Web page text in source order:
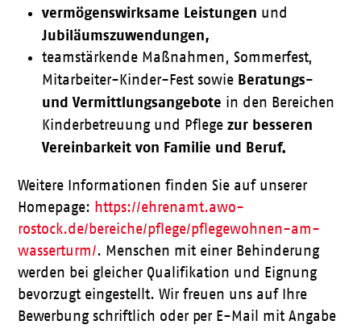
vermögenswirksame Leistungen und
Jubiläumszuwendungen,
teamstärkende Maßnahmen, Sommerfest,
Mitarbeiter-Kinder-Fest sowie Beratungs-
und Vermittlungsangebote in den Bereichen
Kinderbetreuung und Pflegezur besseren
Vereinbarkeit von Familie und Beruf.
Weitere Informationen finden Sie auf unserer
Homepage: https://ehrenamt.awo-
rostock.de/bereiche/pflege/pflegewohnen-am-
wasserturm/. Menschen mit einer Behinderung
werden bei gleicher Qualifikation und Eignung
bevorzugt eingestellt. Wir freuen uns auf Ihre
Bewerbung schriftlich oder per E-Mail mit Angabe